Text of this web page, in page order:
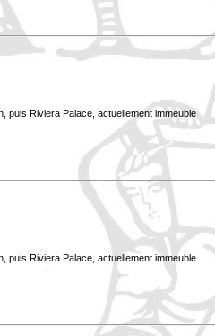
puis Riviera Palace, actuellement immeuble
puis Riviera Palace, actuellement immeuble